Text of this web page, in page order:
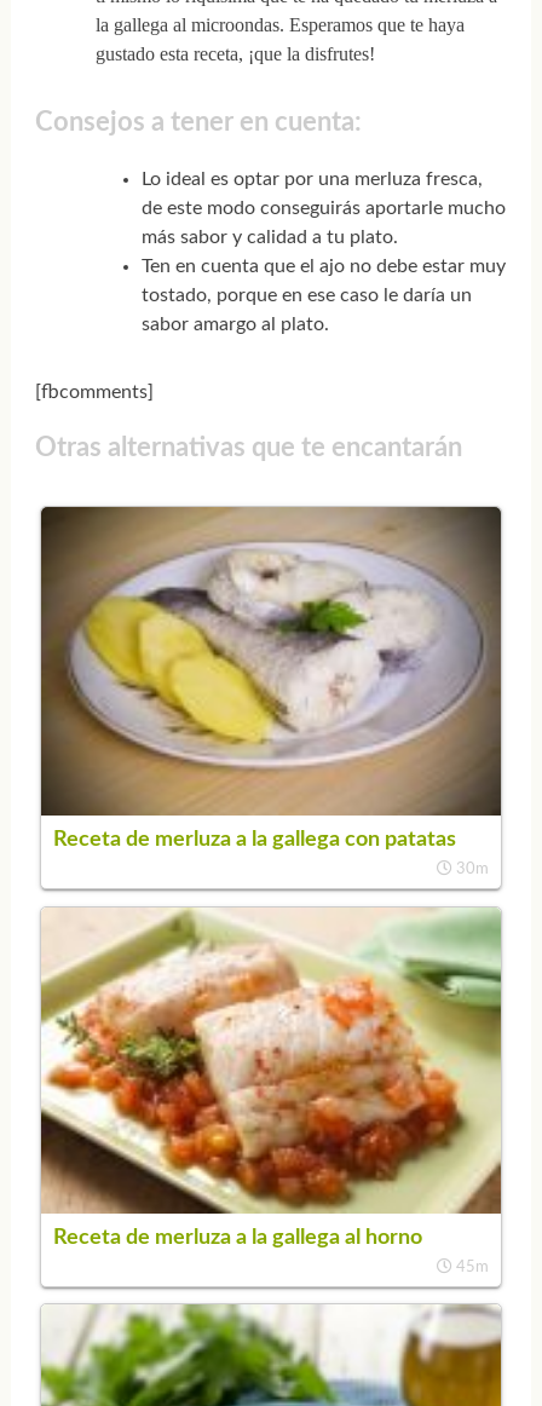
la gallega al microondas. Esperamos que te haya
gustado esta receta, ¡que la disfrutes!
Consejos a tener en cuenta:
Lo ideal es optar por una merluza fresca,
de este modo conseguirás aportarle mucho
más sabor y calidad a tu plato.
Ten en cuenta que el ajo no debe estar muy
tostado, porque en ese caso le daría un
sabor amargo al plato.
[fbcomments]
Otras alternativas que te encantarán
Receta de merluza a la gallega con patatas
30m
Receta de merluza a la gallega al horno
45m